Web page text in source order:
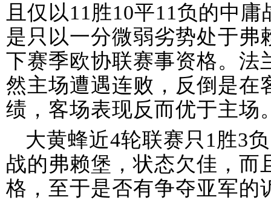
且仅以11胜10平11负的中
是只以一分微弱劣势处于弗
下赛季欧协联赛事资格。法
然主场遭遇连败，反倒是在
绩，客场表现反而优于主场
大黄蜂近4轮联赛只1胜3
战的弗赖堡，状态欠佳，而
格，至于是否有争夺亚军的